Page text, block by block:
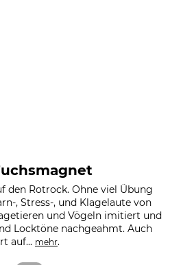
den Rotrock. Ohne viel Übung
, Stress-, und Klagelaute von
und Vögeln imitiert und
Locktöne nachgeahmt. Auch
auf... mehr.